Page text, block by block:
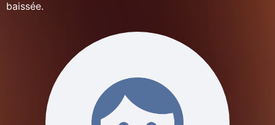
baissée.